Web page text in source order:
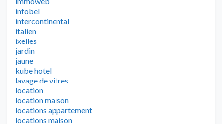
infobel
intercontinental
italien
ixelles
jardin
jaune
kube hotel
lavage de vitres
location
location maison
locations appartement
locations maison